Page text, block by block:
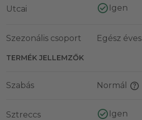
Utcai Igen
Szezonális csoport Egész éves
TERMÉK JELLEMZŐK
Szabás Normál
Sztreccs Igen